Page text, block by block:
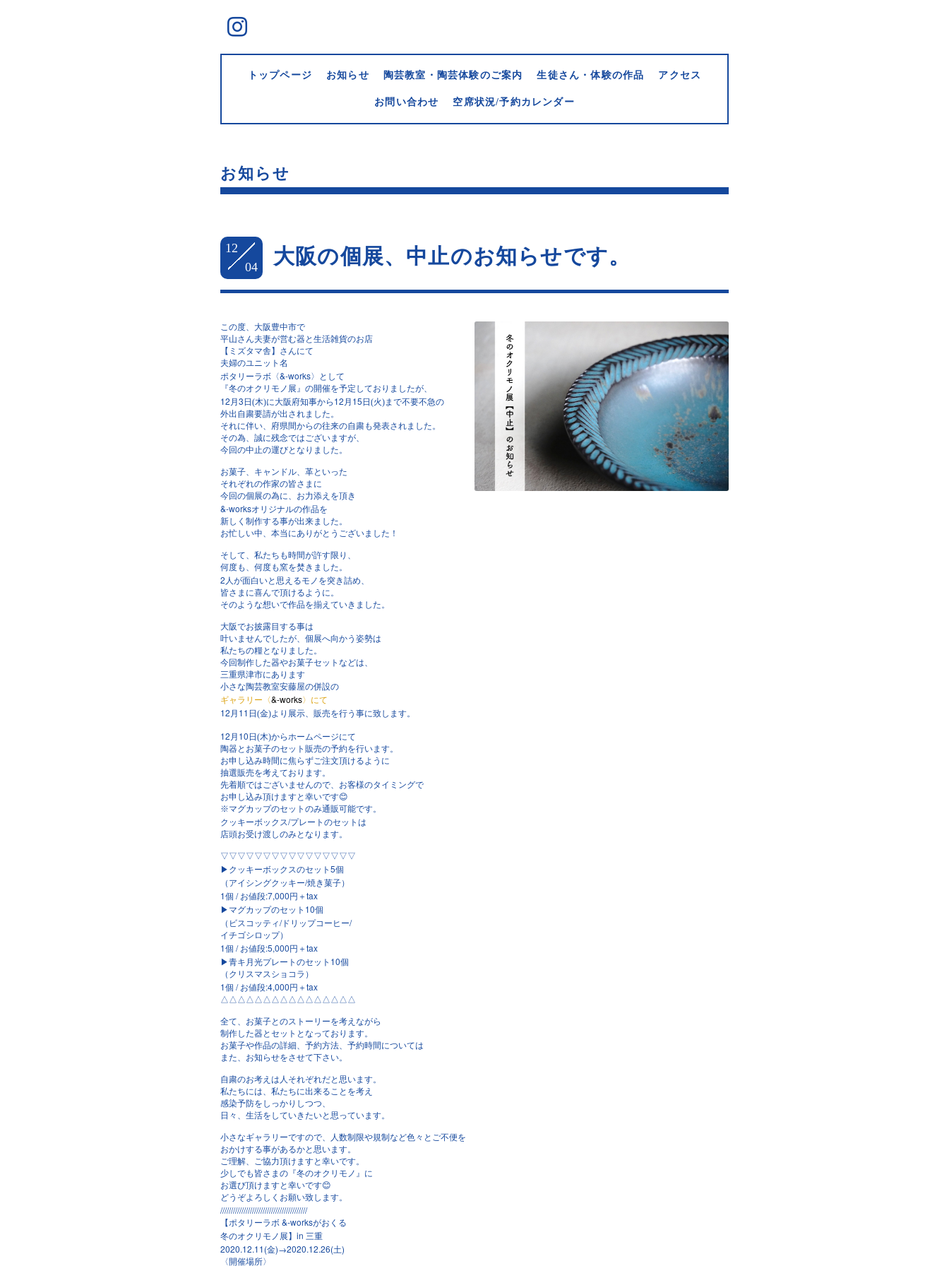
トップページ お知らせ 陶芸教室・陶芸体験のご案内 生徒さん・体験の作品 アクセス
お問い合わせ 空席状況/予約カレンダー
お知らせ
12
04
大阪の個展、中止のお知らせです。
この度、大阪豊中市で
平山さん夫妻が営む器と生活雑貨のお店
【ミズタマ舎】さんにて
夫婦のユニット名
ポタリーラボ〈&-works〉として
『冬のオクリモノ展』の開催を予定しておりましたが、
12 月 3 日(木)に大阪府知事から 12 月 15 日(火)まで不要不急の
外出自粛要請が出されました。
それに伴い、府県間からの往来の自粛も発表されました。
その為、誠に残念ではございますが、
今回の中止の運びとなりました。
お菓子、キャンドル、革といった
それぞれの作家の皆さまに
今回の個展の為に、お力添えを頂き
&-worksオリジナルの作品を
新しく制作する事が出来ました。
お忙しい中、本当にありがとうございました！
そして、私たちも時間が許す限り、
何度も、何度も窯を焚きました。
2 人が面白いと思えるモノを突き詰め、
皆さまに喜んで頂けるように。
そのような想いで作品を揃えていきました。
大阪でお披露目する事は
叶いませんでしたが、個展へ向かう姿勢は
私たちの糧となりました。
今回制作した器やお菓子セットなどは、
三重県津市にあります
小さな陶芸教室安藤屋の併設の
ギャラリー〈&-works〉にて
12 月 11 日(金)より展示、販売を行う事に致します。
12 月 10 日(木)からホームページにて
陶器とお菓子のセット販売の予約を行います。
お申し込み時間に焦らずご注文頂けるように
抽選販売を考えております。
先着順ではございませんので、お客様のタイミングで
お申し込み頂けますと幸いです😊
※マグカップのセットのみ通販可能です。
クッキーボックス/プレートのセットは
店頭お受け渡しのみとなります。
▽▽▽▽▽▽▽▽▽▽▽▽▽▽▽▽
▶︎ クッキーボックスのセット 5個
（アイシングクッキー/焼き菓子）
1個 /お値段:7,000円＋tax
▶︎ マグカップのセット 10個
（ビスコッティ/ドリップコーヒー/
イチゴシロップ）
1個 /お値段:5,000円＋tax
▶︎青キ月光プレートのセット 10個
（クリスマスショコラ）
1個 /お値段:4,000円＋tax
△△△△△△△△△△△△△△△△
全て、お菓子とのストーリーを考えながら
制作した器とセットとなっております。
お菓子や作品の詳細、予約方法、予約時間については
また、お知らせをさせて下さい。
自粛のお考えは人それぞれだと思います。
私たちには、私たちに出来ることを考え
感染予防をしっかりしつつ、
日々、生活をしていきたいと思っています。
小さなギャラリーですので、人数制限や規制など色々とご不便を
おかけする事があるかと思います。
ご理解、ご協力頂けますと幸いです。
少しでも皆さまの『冬のオクリモノ』に
お選び頂けますと幸いです😊
どうぞよろしくお願い致します。
/////////////////////////////////////////
【ポタリーラボ &-worksがおくる
冬のオクリモノ展】 in 三重
2020.12.11(金)→2020.12.26(土)
〈開催場所〉